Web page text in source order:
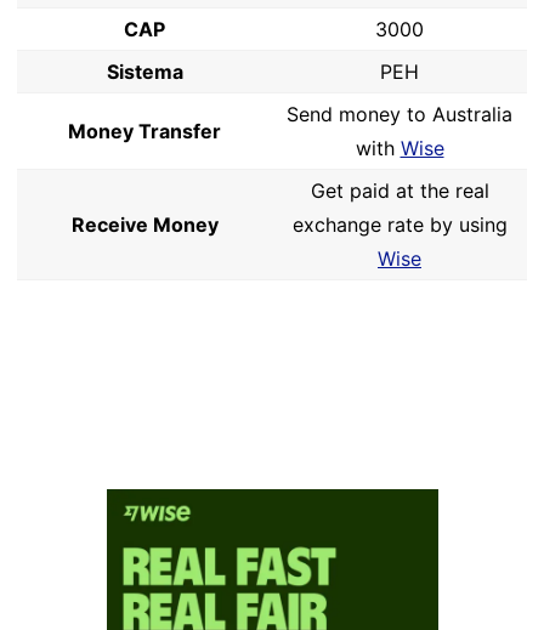
CAP
3000
Sistema
PEH
Money Transfer
Send money to Australia
with Wise
Receive Money
Get paid at the real
exchange rate by using
Wise